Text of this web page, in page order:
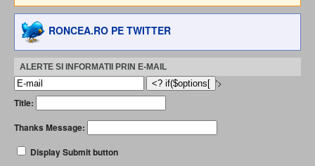
RONCEA.RO PE TWITTER
ALERTE SI INFORMATII PRIN E-MAIL
'>
Title:
Thanks Message:
Display Submit button